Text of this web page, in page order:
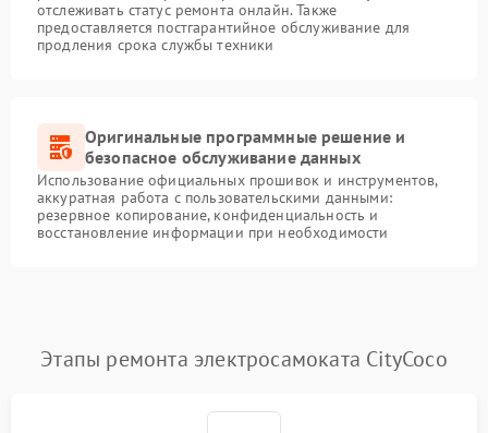
отслеживать статус ремонта онлайн. Также
предоставляется постгарантийное обслуживание для
продления срока службы техники
Оригинальные программные решение и
безопасное обслуживание данных
Использование официальных прошивок и инструментов,
аккуратная работа с пользовательскими данными:
резервное копирование, конфиденциальность и
восстановление информации при необходимости
Этапы ремонта электросамоката CityCoco